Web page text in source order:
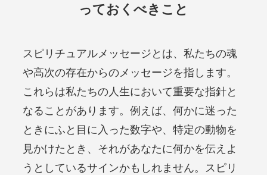
っておくべきこと
スピリチュアルメッセージとは、私たちの魂
や高次の存在からのメッセージを指します。
これらは私たちの人生において重要な指針と
なることがあります。例えば、何かに迷った
ときにふと目に入った数字や、特定の動物を
見かけたとき、それがあなたに何かを伝えよ
うとしているサインかもしれません。スピリ